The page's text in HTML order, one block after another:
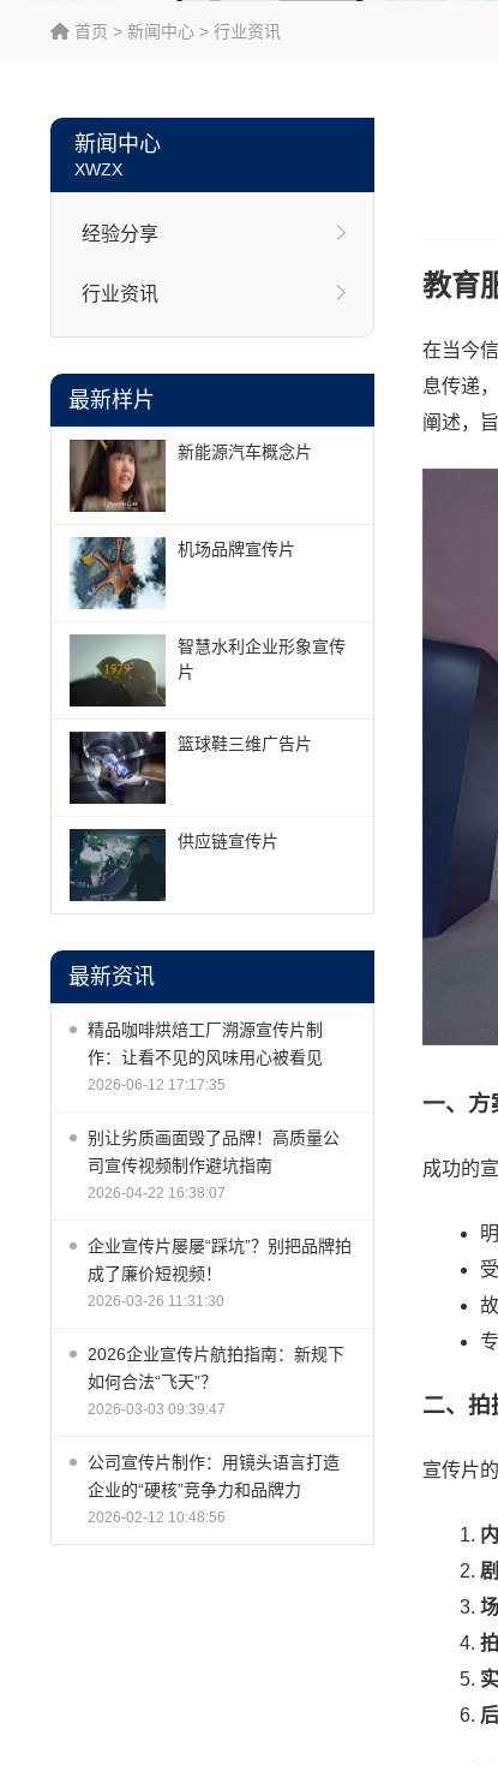
首页 > 新闻中心 > 行业资讯
新闻中心
XWZX
经验分享
行业资讯
最新样片
新能源汽车概念片
机场品牌宣传片
智慧水利企业形象宣传
片
篮球鞋三维广告片
供应链宣传片
最新资讯
精品咖啡烘焙工厂溯源宣传片制
作：让看不见的风味用心被看见
2026-06-12 17:17:35
别让劣质画面毁了品牌！高质量公
司宣传视频制作避坑指南
2026-04-22 16:38:07
企业宣传片屡屡“踩坑”？别把品牌拍
成了廉价短视频！
2026-03-26 11:31:30
2026企业宣传片航拍指南：新规下
如何合法“飞天”？
2026-03-03 09:39:47
公司宣传片制作：用镜头语言打造
企业的“硬核”竞争力和品牌力
2026-02-12 10:48:56
教育
在当今
息传递
阐述，
一、方
成功的
二、拍
宣传片